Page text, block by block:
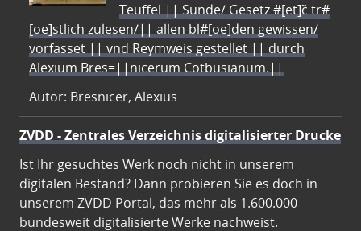
Teuffel || Sünde/ Gesetz #[et]c̃ tr#
[oe]stlich zulesen/|| allen bl#[oe]den gewissen/
vorfasset || vnd Reymweis gestellet || durch
Alexium Bres=||nicerum Cotbusianum.||
Autor: Bresnicer, Alexius
ZVDD - Zentrales Verzeichnis digitalisierter Drucke
Ist Ihr gesuchtes Werk noch nicht in unserem
digitalen Bestand? Dann probieren Sie es doch in
unserem ZVDD Portal, das mehr als 1.600.000
bundesweit digitalisierte Werke nachweist.